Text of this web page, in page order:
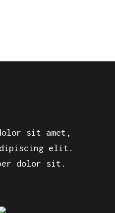
sit amet,
elit.
dolor sit.